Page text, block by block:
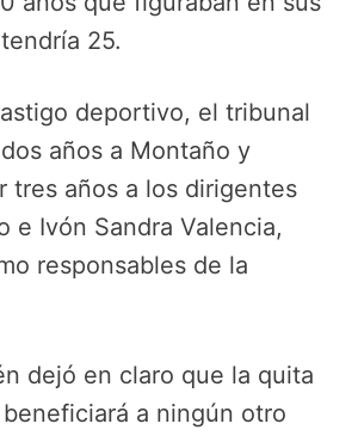
25.
deportivo, el tribunal
años a Montaño y
tres años a los dirigentes
e Ivón Sandra Valencia,
responsables de la
dejó en claro que la quita
a ningún otro